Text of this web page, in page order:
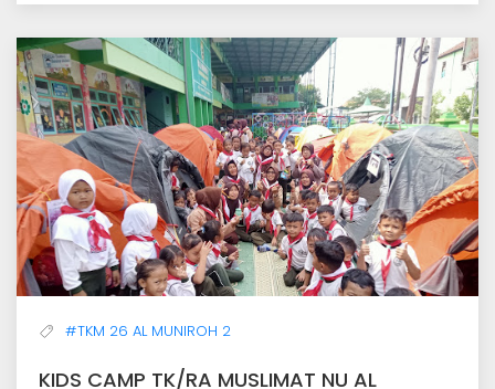
#TKM 26 AL MUNIROH 2
KIDS CAMP TK/RA MUSLIMAT NU AL